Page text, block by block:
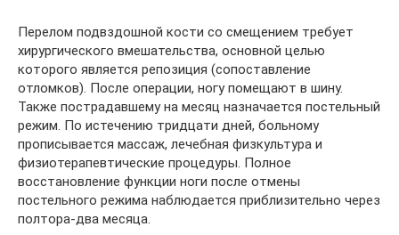
Перелом подвздошной кости со смещением требует
хирургического вмешательства, основной целью
которого является репозиция (сопоставление
отломков). После операции, ногу помещают в шину.
Также пострадавшему на месяц назначается постельный
режим. По истечению тридцати дней, больному
прописывается массаж, лечебная физкультура и
физиотерапевтические процедуры. Полное
восстановление функции ноги после отмены
постельного режима наблюдается приблизительно через
полтора-два месяца.